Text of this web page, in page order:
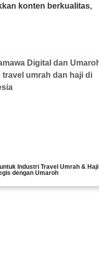
konten berkualitas,
Industri Travel Umrah & Haji
dengan Umaroh